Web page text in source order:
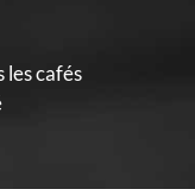
cafés